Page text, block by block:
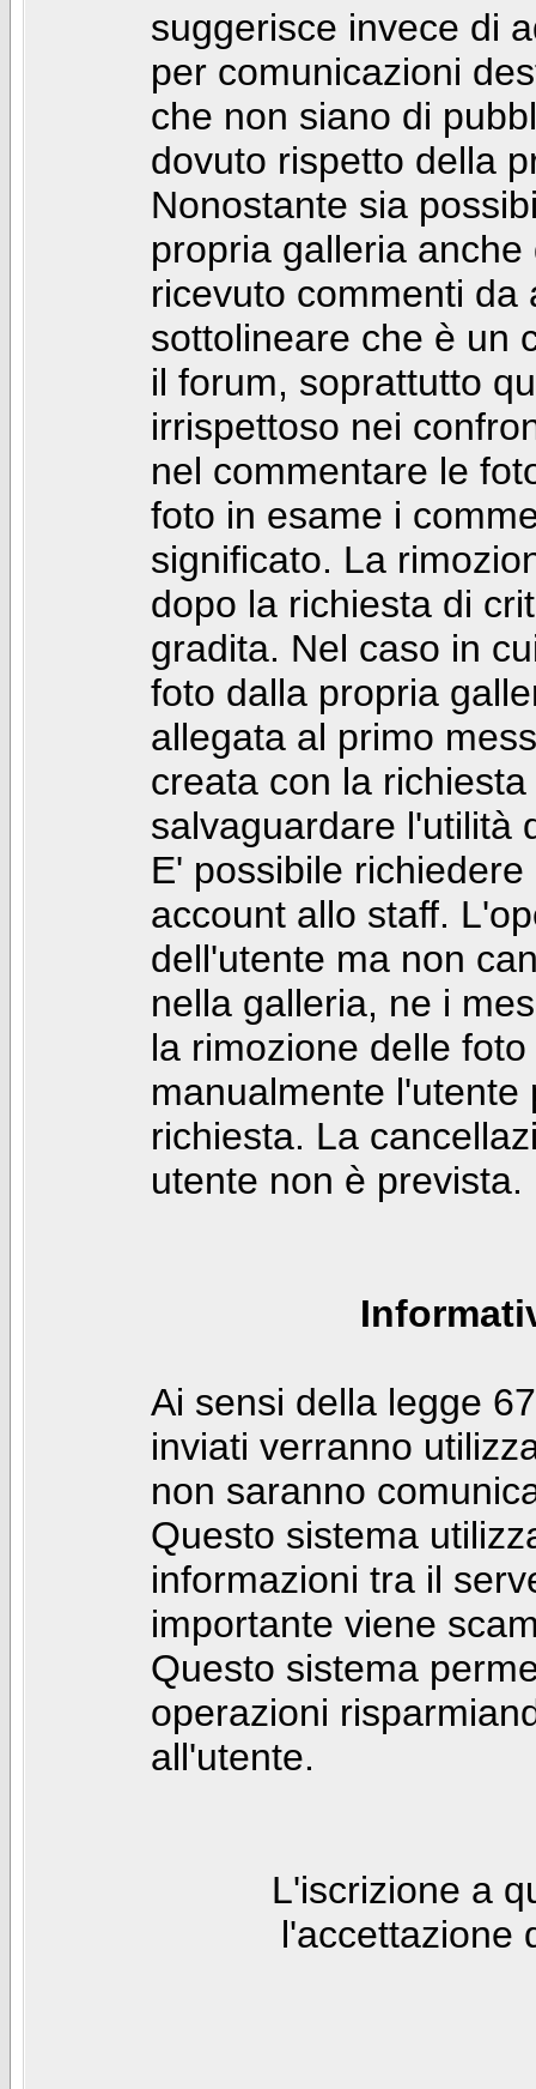
suggerisce invece di
per comunicazioni
che non siano di
dovuto rispetto della
Nonostante sia
propria galleria
ricevuto commenti da
sottolineare che è un
il forum, soprattutto
irrispettoso nei
nel commentare le
foto in esame i
significato. La
dopo la richiesta di
gradita. Nel caso in
foto dalla propria
allegata al primo
creata con la
salvaguardare l'utilità
E' possibile
account allo staff.
dell'utente ma non
nella galleria, ne i
la rimozione delle
manualmente
richiesta. La
utente non è prevista.
Ai sensi della legge
inviati verranno
non saranno
Questo sistema
informazioni tra il
importante viene
Questo sistema
operazioni
all'utente.
L'iscrizione a
l'accettazione